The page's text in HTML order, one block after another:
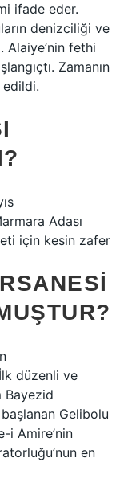
ifade eder.
denizciliği ve
fethi
Zamanın
Adası
için kesin zafer
düzenli ve
Bayezid
Gelibolu
i Amire’nin
en